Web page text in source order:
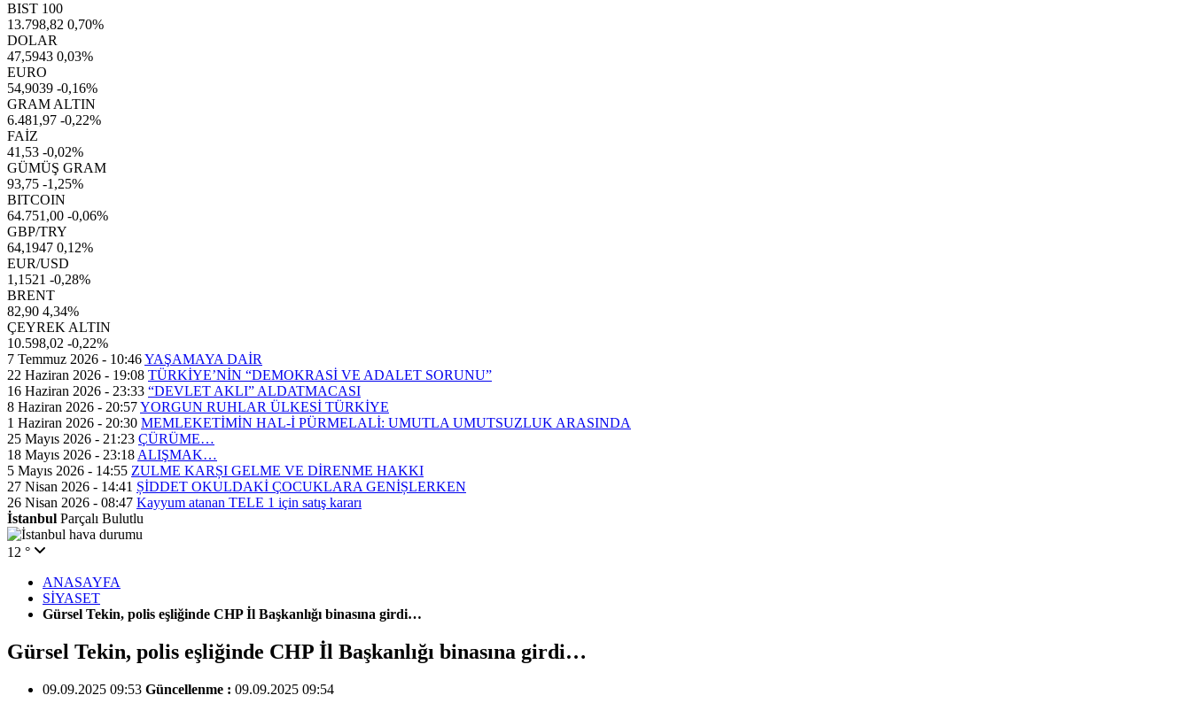
BIST 100
13.798,82 0,70%
DOLAR
47,5943 0,03%
EURO
54,9039 -0,16%
GRAM ALTIN
6.481,97 -0,22%
FAİZ
41,53 -0,02%
GÜMÜŞ GRAM
93,75 -1,25%
BITCOIN
64.751,00 -0,06%
GBP/TRY
64,1947 0,12%
EUR/USD
1,1521 -0,28%
BRENT
82,90 4,34%
ÇEYREK ALTIN
10.598,02 -0,22%
7 Temmuz 2026 - 10:46YAŞAMAYA DAİR
22 Haziran 2026 - 19:08 TÜRKİYE’NİN “DEMOKRASİ VE ADALET SORUNU”
16 Haziran 2026 - 23:33 “DEVLET AKLI” ALDATMACASI
8 Haziran 2026 - 20:57YORGUN RUHLAR ÜLKESİ TÜRKİYE
1 Haziran 2026 - 20:30 MEMLEKETİMİN HAL-İ PÜRMELALİ: UMUTLA UMUTSUZLUK ARASINDA
25 Mayıs 2026 - 21:23 ÇÜRÜME…
18 Mayıs 2026 - 23:18 ALIŞMAK…
5 Mayıs 2026 - 14:55 ZULME KARȘI GELME VE DİRENME HAKKI
27 Nisan 2026 - 14:41 ȘİDDET OKULDAKİ ÇOCUKLARA GENİȘLERKEN
26 Nisan 2026 - 08:47 Kayyum atanan TELE 1 için satış kararı
İstanbul Parçalı Bulutlu
12 °
ANASAYFA
SİYASET
Gürsel Tekin, polis eşliğinde CHP İl Başkanlığı binasına girdi…
Gürsel Tekin, polis eşliğinde CHP İl Başkanlığı binasına girdi…
09.09.2025 09:53 Güncellenme : 09.09.2025 09:54